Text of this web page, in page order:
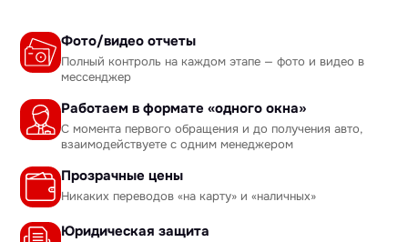
Фото/видео отчеты
Полный контроль на каждом этапе — фото и видео в
мессенджер
Работаем в формате «одного окна»
С момента первого обращения и до получения авто,
взаимодействуете с одним менеджером
Прозрачные цены
Никаких переводов «на карту» и «наличных»
Юридическая защита